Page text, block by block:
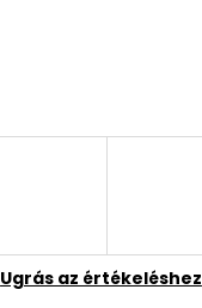
Ugrás az értékeléshez